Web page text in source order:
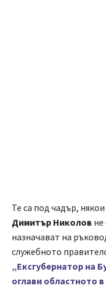
Те са под чадър,
Димитър Николов не
назначават на
служебното
„Ексгубернатор на
оглави областното